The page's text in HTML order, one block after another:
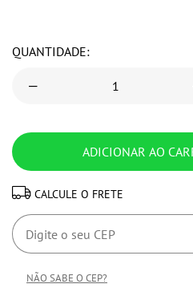
QUANTIDADE:
CALCULE O FRETE
NÃO SABE O CEP?